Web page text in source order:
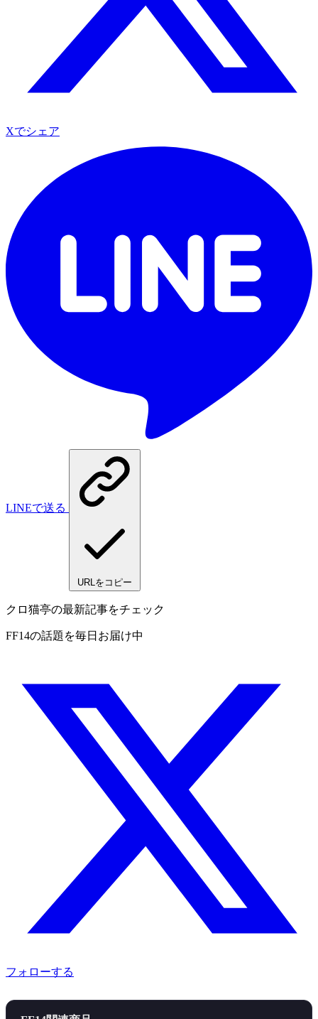
Xでシェア
LINEで送る
URLをコピー
クロ猫亭の最新記事をチェック
FF14の話題を毎日お届け中
フォローする